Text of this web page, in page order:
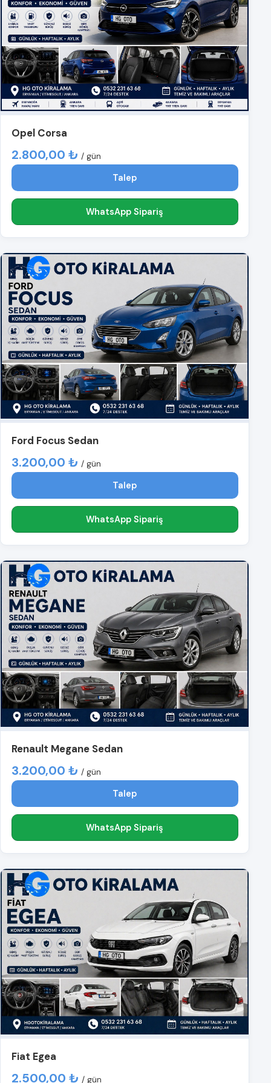
Opel Corsa
2.800,00 ₺ / gün
Talep
WhatsApp Sipariş
Ford Focus Sedan
3.200,00 ₺ / gün
Talep
WhatsApp Sipariş
Renault Megane Sedan
3.200,00 ₺ / gün
Talep
WhatsApp Sipariş
Fiat Egea
2.500,00 ₺ / gün